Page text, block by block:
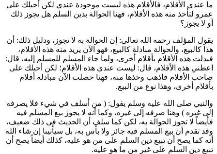
ما عندي الأقلام، فالأقلام هذه ليست موجودة عندي لكن أحيلك على
عمرو لتأخذ منه هذه الأقلام، فهنا الحوالة بدين السلم هل يجوز ذلك
أو لا يجوز؟
يقول المؤلف رحمه الله تعالى: إن الحوالة به لا تجوز، ودليل ذلك: أن
هذا كالبيع، والحوالة مبادلة كالبيع، فهو الآن يريد منه هذه الأقلام،
فبدلت هذه الأقلام بأقلام أخرى، ولما جاء المسلم للمسلم إليه، قال:
اعطني هذه الأقلام، قال: ليست عندي هذه الأقلام؛ لكن أحيلك على
صاحب الأقلام فاذهب وخذها منه، فهنا حصلت الآن مبادلة أقلام
بأقلام أخرى، وهذا نوع من البيع.
والنبي صلى الله عليه وسلم يقول: ( من أسلف في شيء فلا يصرفه
إلى غيره ) وهنا صرفه إلى غيره، وكما أنه لا يجوز بيع المسلم فيه
فأيضاً لا تجوز الحوالة به، لكن كما سلف أن الحديث في ذلك ضعيف،
وقد تقدم أن بيع المسلم فيه جائز ولا بأس به، بل سيأتينا إن شاء الله
أنه كما يصح أن تبيع دين السلم على من هو عليه، كذلك أيضاً يصح أن
تبيع دين السلم على غير من ما هو عليه.